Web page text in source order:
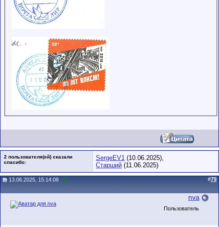
2 пользователя(ей) сказали
cпасибо:
SergeEV1 (10.06.2025),
Старший (11.06.2025)
13.06.2025, 15:14:08 #79
nva
Пользователь